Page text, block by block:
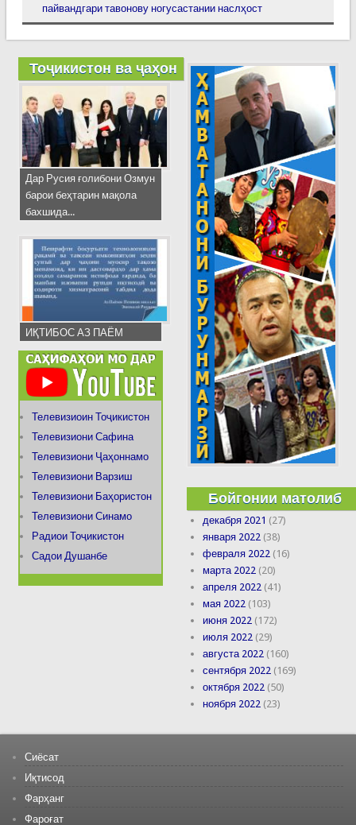
пайвандгари тавонову ногусастании наслҳост
Тоҷикистон ва ҷаҳон
Дар Русия ғолибони Озмун
барои беҳтарин мақола
бахшида...
ИҚТИБОС АЗ ПАЁМ
Телевизиоин Тоҷикистон
Телевизиони Сафина
Телевизиони Ҷаҳоннамо
Телевизиони Варзиш
Телевизиони Баҳористон
Телевизиони Синамо
Радиои Тоҷикистон
Садои Душанбе
Бойгонии матолиб
декабря 2021 (27)
января 2022 (38)
февраля 2022 (16)
марта 2022 (20)
апреля 2022 (41)
мая 2022 (103)
июня 2022 (172)
июля 2022 (29)
августа 2022 (160)
сентября 2022 (169)
октября 2022 (50)
ноября 2022 (23)
Сиёсат
Иқтисод
Фарҳанг
Фароғат